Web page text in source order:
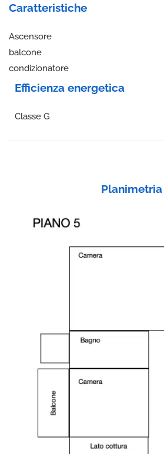
Caratteristiche
Ascensore
balcone
condizionatore
Efficienza energetica
Classe G
Planimetria